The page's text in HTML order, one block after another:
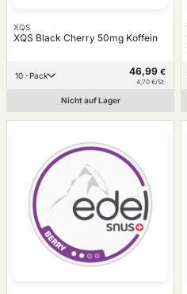
XQS
XQS Black Cherry 50mg Koffein
10 -Pack 46,99 €
4,70 €/St.
Nicht auf Lager